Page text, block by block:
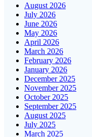
August 2026
July 2026
June 2026
May 2026
April 2026
March 2026
February 2026
January 2026
December 2025
November 2025
October 2025
September 2025
August 2025
July 2025
March 2025